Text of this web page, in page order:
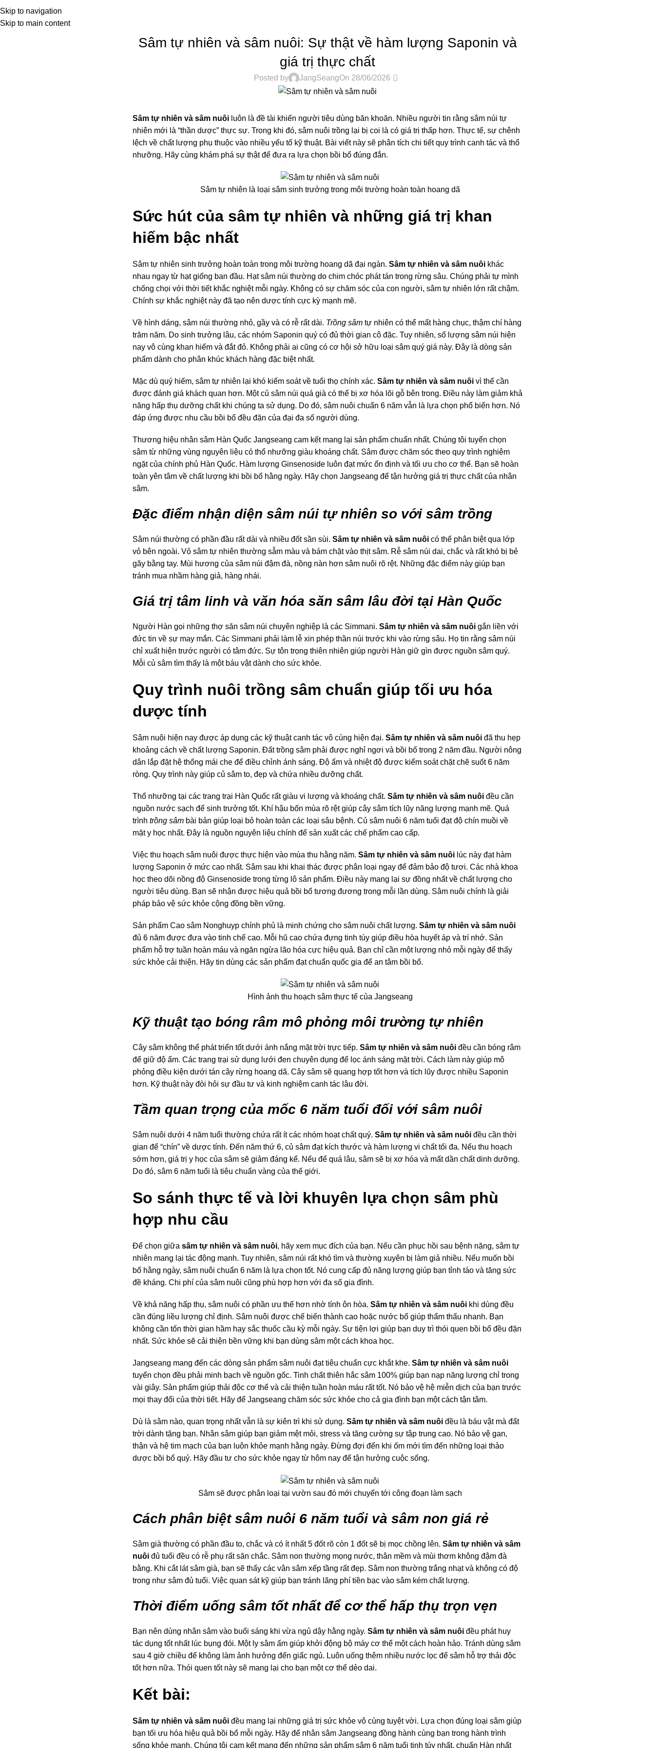
Skip to navigation
Skip to main content
chủVề chúng tôi
Sâm tự nhiên và sâm nuôi: Sự thật về hàm lượng Saponin và
giá trị thực chất
Posted by JangSeangOn 28/06/2026 0
Sâm tự nhiên và sâm nuôi luôn là đề tài khiến người tiêu dùng băn khoăn. Nhiều người tin rằng sâm núi tự
nhiên mới là “thần dược” thực sự. Trong khi đó, sâm nuôi trồng lại bị coi là có giá trị thấp hơn. Thực tế, sự chênh
lệch về chất lượng phụ thuộc vào nhiều yếu tố kỹ thuật. Bài viết này sẽ phân tích chi tiết quy trình canh tác và thổ
nhưỡng. Hãy cùng khám phá sự thật để đưa ra lựa chọn bồi bổ đúng đắn.
Sâm tự nhiên là loại sâm sinh trưởng trong môi trường hoàn toàn hoang dã
Sức hút của sâm tự nhiên và những giá trị khan
hiếm bậc nhất
Sâm tự nhiên sinh trưởng hoàn toàn trong môi trường hoang dã đại ngàn. Sâm tự nhiên và sâm nuôi khác
nhau ngay từ hạt giống ban đầu. Hạt sâm núi thường do chim chóc phát tán trong rừng sâu. Chúng phải tự mình
chống chọi với thời tiết khắc nghiệt mỗi ngày. Không có sự chăm sóc của con người, sâm tự nhiên lớn rất chậm.
Chính sự khắc nghiệt này đã tạo nên dược tính cực kỳ mạnh mẽ.
Về hình dáng, sâm núi thường nhỏ, gầy và có rễ rất dài. Trồng sâm tự nhiên có thể mất hàng chục, thậm chí hàng
trăm năm. Do sinh trưởng lâu, các nhóm Saponin quý có đủ thời gian cô đặc. Tuy nhiên, số lượng sâm núi hiện
nay vô cùng khan hiếm và đắt đỏ. Không phải ai cũng có cơ hội sở hữu loại sâm quý giá này. Đây là dòng sản
phẩm dành cho phân khúc khách hàng đặc biệt nhất.
Mặc dù quý hiếm, sâm tự nhiên lại khó kiểm soát về tuổi thọ chính xác. Sâm tự nhiên và sâm nuôi vì thế cần
được đánh giá khách quan hơn. Một củ sâm núi quá già có thể bị xơ hóa lõi gỗ bên trong. Điều này làm giảm khả
năng hấp thụ dưỡng chất khi chúng ta sử dụng. Do đó, sâm nuôi chuẩn 6 năm vẫn là lựa chọn phổ biến hơn. Nó
đáp ứng được nhu cầu bồi bổ đều đặn của đại đa số người dùng.
Thương hiệu nhân sâm Hàn Quốc Jangseang cam kết mang lại sản phẩm chuẩn nhất. Chúng tôi tuyển chọn
sâm từ những vùng nguyên liệu có thổ nhưỡng giàu khoáng chất. Sâm được chăm sóc theo quy trình nghiêm
ngặt của chính phủ Hàn Quốc. Hàm lượng Ginsenoside luôn đạt mức ổn định và tối ưu cho cơ thể. Bạn sẽ hoàn
toàn yên tâm về chất lượng khi bồi bổ hằng ngày. Hãy chọn Jangseang để tận hưởng giá trị thực chất của nhân
sâm.
Đặc điểm nhận diện sâm núi tự nhiên so với sâm trồng
Sâm núi thường có phần đầu rất dài và nhiều đốt sần sùi. Sâm tự nhiên và sâm nuôi có thể phân biệt qua lớp
vỏ bên ngoài. Vỏ sâm tự nhiên thường sẫm màu và bám chặt vào thịt sâm. Rễ sâm núi dai, chắc và rất khó bị bẻ
gãy bằng tay. Mùi hương của sâm núi đậm đà, nồng nàn hơn sâm nuôi rõ rệt. Những đặc điểm này giúp bạn
tránh mua nhầm hàng giả, hàng nhái.
Giá trị tâm linh và văn hóa săn sâm lâu đời tại Hàn Quốc
Người Hàn gọi những thợ săn sâm núi chuyên nghiệp là các Simmani. Sâm tự nhiên và sâm nuôi gắn liền với
đức tin về sự may mắn. Các Simmani phải làm lễ xin phép thần núi trước khi vào rừng sâu. Họ tin rằng sâm núi
chỉ xuất hiện trước người có tâm đức. Sự tôn trọng thiên nhiên giúp người Hàn giữ gìn được nguồn sâm quý.
Mỗi củ sâm tìm thấy là một báu vật dành cho sức khỏe.
Quy trình nuôi trồng sâm chuẩn giúp tối ưu hóa
dược tính
Sâm nuôi hiện nay được áp dụng các kỹ thuật canh tác vô cùng hiện đại. Sâm tự nhiên và sâm nuôi đã thu hẹp
khoảng cách về chất lượng Saponin. Đất trồng sâm phải được nghỉ ngơi và bồi bổ trong 2 năm đầu. Người nông
dân lắp đặt hệ thống mái che để điều chỉnh ánh sáng. Độ ẩm và nhiệt độ được kiểm soát chặt chẽ suốt 6 năm
ròng. Quy trình này giúp củ sâm to, đẹp và chứa nhiều dưỡng chất.
Thổ nhưỡng tại các trang trại Hàn Quốc rất giàu vi lượng và khoáng chất. Sâm tự nhiên và sâm nuôi đều cần
nguồn nước sạch để sinh trưởng tốt. Khí hậu bốn mùa rõ rệt giúp cây sâm tích lũy năng lượng mạnh mẽ. Quá
trình trồng sâm bài bản giúp loại bỏ hoàn toàn các loại sâu bệnh. Củ sâm nuôi 6 năm tuổi đạt độ chín muồi về
mặt y học nhất. Đây là nguồn nguyên liệu chính để sản xuất các chế phẩm cao cấp.
Việc thu hoạch sâm nuôi được thực hiện vào mùa thu hằng năm. Sâm tự nhiên và sâm nuôi lúc này đạt hàm
lượng Saponin ở mức cao nhất. Sâm sau khi khai thác được phân loại ngay để đảm bảo độ tươi. Các nhà khoa
học theo dõi nồng độ Ginsenoside trong từng lô sản phẩm. Điều này mang lại sự đồng nhất về chất lượng cho
người tiêu dùng. Bạn sẽ nhận được hiệu quả bồi bổ tương đương trong mỗi lần dùng. Sâm nuôi chính là giải
pháp bảo vệ sức khỏe cộng đồng bền vững.
Sản phẩm Cao sâm Nonghuyp chính phủ là minh chứng cho sâm nuôi chất lượng. Sâm tự nhiên và sâm nuôi
đủ 6 năm được đưa vào tinh chế cao. Mỗi hũ cao chứa đựng tinh túy giúp điều hòa huyết áp và trí nhớ. Sản
phẩm hỗ trợ tuần hoàn máu và ngăn ngừa lão hóa cực hiệu quả. Bạn chỉ cần một lượng nhỏ mỗi ngày để thấy
sức khỏe cải thiện. Hãy tin dùng các sản phẩm đạt chuẩn quốc gia để an tâm bồi bổ.
Hình ảnh thu hoạch sâm thực tế của Jangseang
Kỹ thuật tạo bóng râm mô phỏng môi trường tự nhiên
Cây sâm không thể phát triển tốt dưới ánh nắng mặt trời trực tiếp. Sâm tự nhiên và sâm nuôi đều cần bóng râm
để giữ độ ẩm. Các trang trại sử dụng lưới đen chuyên dụng để lọc ánh sáng mặt trời. Cách làm này giúp mô
phỏng điều kiện dưới tán cây rừng hoang dã. Cây sâm sẽ quang hợp tốt hơn và tích lũy được nhiều Saponin
hơn. Kỹ thuật này đòi hỏi sự đầu tư và kinh nghiệm canh tác lâu đời.
Tầm quan trọng của mốc 6 năm tuổi đối với sâm nuôi
Sâm nuôi dưới 4 năm tuổi thường chứa rất ít các nhóm hoạt chất quý. Sâm tự nhiên và sâm nuôi đều cần thời
gian để “chín” về dược tính. Đến năm thứ 6, củ sâm đạt kích thước và hàm lượng vi chất tối đa. Nếu thu hoạch
sớm hơn, giá trị y học của sâm sẽ giảm đáng kể. Nếu để quá lâu, sâm sẽ bị xơ hóa và mất dần chất dinh dưỡng.
Do đó, sâm 6 năm tuổi là tiêu chuẩn vàng của thế giới.
So sánh thực tế và lời khuyên lựa chọn sâm phù
hợp nhu cầu
Để chọn giữa sâm tự nhiên và sâm nuôi, hãy xem mục đích của bạn. Nếu cần phục hồi sau bệnh nặng, sâm tự
nhiên mang lại tác động mạnh. Tuy nhiên, sâm núi rất khó tìm và thường xuyên bị làm giả nhiều. Nếu muốn bồi
bổ hằng ngày, sâm nuôi chuẩn 6 năm là lựa chọn tốt. Nó cung cấp đủ năng lượng giúp bạn tỉnh táo và tăng sức
đề kháng. Chi phí của sâm nuôi cũng phù hợp hơn với đa số gia đình.
Về khả năng hấp thụ, sâm nuôi có phần ưu thế hơn nhờ tính ôn hòa. Sâm tự nhiên và sâm nuôi khi dùng đều
cần đúng liều lượng chỉ định. Sâm nuôi được chế biến thành cao hoặc nước bổ giúp thẩm thấu nhanh. Bạn
không cần tốn thời gian hầm hay sắc thuốc cầu kỳ mỗi ngày. Sự tiện lợi giúp bạn duy trì thói quen bồi bổ đều đặn
nhất. Sức khỏe sẽ cải thiện bền vững khi bạn dùng sâm một cách khoa học.
Jangseang mang đến các dòng sản phẩm sâm nuôi đạt tiêu chuẩn cực khắt khe. Sâm tự nhiên và sâm nuôi
tuyển chọn đều phải minh bạch về nguồn gốc. Tinh chất thiên hắc sâm 100% giúp bạn nạp năng lượng chỉ trong
vài giây. Sản phẩm giúp thải độc cơ thể và cải thiện tuần hoàn máu rất tốt. Nó bảo vệ hệ miễn dịch của bạn trước
mọi thay đổi của thời tiết. Hãy để Jangseang chăm sóc sức khỏe cho cả gia đình bạn một cách tận tâm.
Dù là sâm nào, quan trọng nhất vẫn là sự kiên trì khi sử dụng. Sâm tự nhiên và sâm nuôi đều là báu vật mà đất
trời dành tặng bạn. Nhân sâm giúp bạn giảm mệt mỏi, stress và tăng cường sự tập trung cao. Nó bảo vệ gan,
thận và hệ tim mạch của bạn luôn khỏe mạnh hằng ngày. Đừng đợi đến khi ốm mới tìm đến những loại thảo
dược bồi bổ quý. Hãy đầu tư cho sức khỏe ngay từ hôm nay để tận hưởng cuộc sống.
Sâm sẽ được phân loại tại vườn sau đó mới chuyển tới công đoạn làm sạch
Cách phân biệt sâm nuôi 6 năm tuổi và sâm non giá rẻ
Sâm già thường có phần đầu to, chắc và có ít nhất 5 đốt rõ còn 1 đốt sẽ bị mọc chồng lên. Sâm tự nhiên và sâm
nuôi đủ tuổi đều có rễ phụ rất săn chắc. Sâm non thường mọng nước, thân mềm và mùi thơm không đậm đà
bằng. Khi cắt lát sâm già, bạn sẽ thấy các vân sâm xếp tầng rất đẹp. Sâm non thường trắng nhạt và không có độ
trong như sâm đủ tuổi. Việc quan sát kỹ giúp bạn tránh lãng phí tiền bạc vào sâm kém chất lượng.
Thời điểm uống sâm tốt nhất để cơ thể hấp thụ trọn vẹn
Bạn nên dùng nhân sâm vào buổi sáng khi vừa ngủ dậy hằng ngày. Sâm tự nhiên và sâm nuôi đều phát huy
tác dụng tốt nhất lúc bụng đói. Một ly sâm ấm giúp khởi động bộ máy cơ thể một cách hoàn hảo. Tránh dùng sâm
sau 4 giờ chiều để không làm ảnh hưởng đến giấc ngủ. Luôn uống thêm nhiều nước lọc để sâm hỗ trợ thải độc
tốt hơn nữa. Thói quen tốt này sẽ mang lại cho bạn một cơ thể dẻo dai.
Kết bài:
Sâm tự nhiên và sâm nuôi đều mang lại những giá trị sức khỏe vô cùng tuyệt vời. Lựa chọn đúng loại sâm giúp
bạn tối ưu hóa hiệu quả bồi bổ mỗi ngày. Hãy để nhân sâm Jangseang đồng hành cùng bạn trong hành trình
sống khỏe mạnh. Chúng tôi cam kết mang đến những sản phẩm sâm 6 năm tuổi tinh túy nhất, chuẩn Hàn nhất